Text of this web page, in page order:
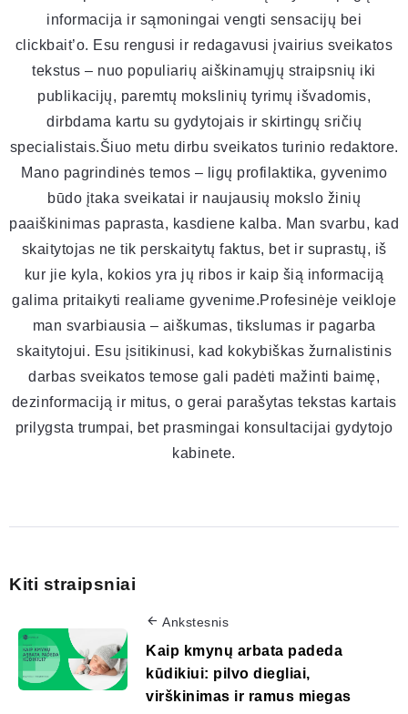
informacija ir sąmoningai vengti sensacijų bei
clickbait’o. Esu rengusi ir redagavusi įvairius sveikatos
tekstus – nuo populiarių aiškinamųjų straipsnių iki
publikacijų, paremtų mokslinių tyrimų išvadomis,
dirbdama kartu su gydytojais ir skirtingų sričių
specialistais.Šiuo metu dirbu sveikatos turinio redaktore.
Mano pagrindinės temos – ligų profilaktika, gyvenimo
būdo įtaka sveikatai ir naujausių mokslo žinių
paaiškinimas paprasta, kasdiene kalba. Man svarbu, kad
skaitytojas ne tik perskaitytų faktus, bet ir suprastų, iš
kur jie kyla, kokios yra jų ribos ir kaip šią informaciją
galima pritaikyti realiame gyvenime.Profesinėje veikloje
man svarbiausia – aiškumas, tikslumas ir pagarba
skaitytojui. Esu įsitikinusi, kad kokybiškas žurnalistinis
darbas sveikatos temose gali padėti mažinti baimę,
dezinformaciją ir mitus, o gerai parašytas tekstas kartais
prilygsta trumpai, bet prasmingai konsultacijai gydytojo
kabinete.
Kiti straipsniai
Ankstesnis
Kaip kmynų arbata padeda
kūdikiui: pilvo diegliai,
virškinimas ir ramus miegas